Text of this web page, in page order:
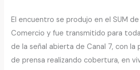
El encuentro se produjo en el SUM
Comercio y fue transmitido para
de la señal abierta de Canal 7, con la
de prensa realizando cobertura, en